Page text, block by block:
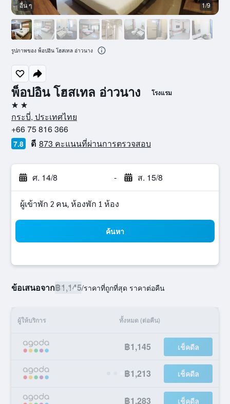
พ็อปอิน โฮสเทล อ่าวนาง โรงแรม
2 ดาว
กระบี่, ประเทศไทย
+66 75 816 366
7.8 ดี 873 คะแนนที่ผ่านการตรวจสอบ
ศ. 14/8 - ส. 15/8
ผู้เข้าพัก 2 คน, ห้องพัก 1 ห้อง
ค้นหา
ข้อเสนอจาก฿1,145/ราคาที่ถูกที่สุด ราคาต่อคืน
ผู้ให้บริการ ทั้งหมด (ต่อคืน)
฿1,145 เช็คดีล
฿1,213 เช็คดีล
฿1,283 เช็คดีล
อื่น ๆ 1/9
รูปภาพของ พ็อปอิน โฮสเทล อ่าวนาง